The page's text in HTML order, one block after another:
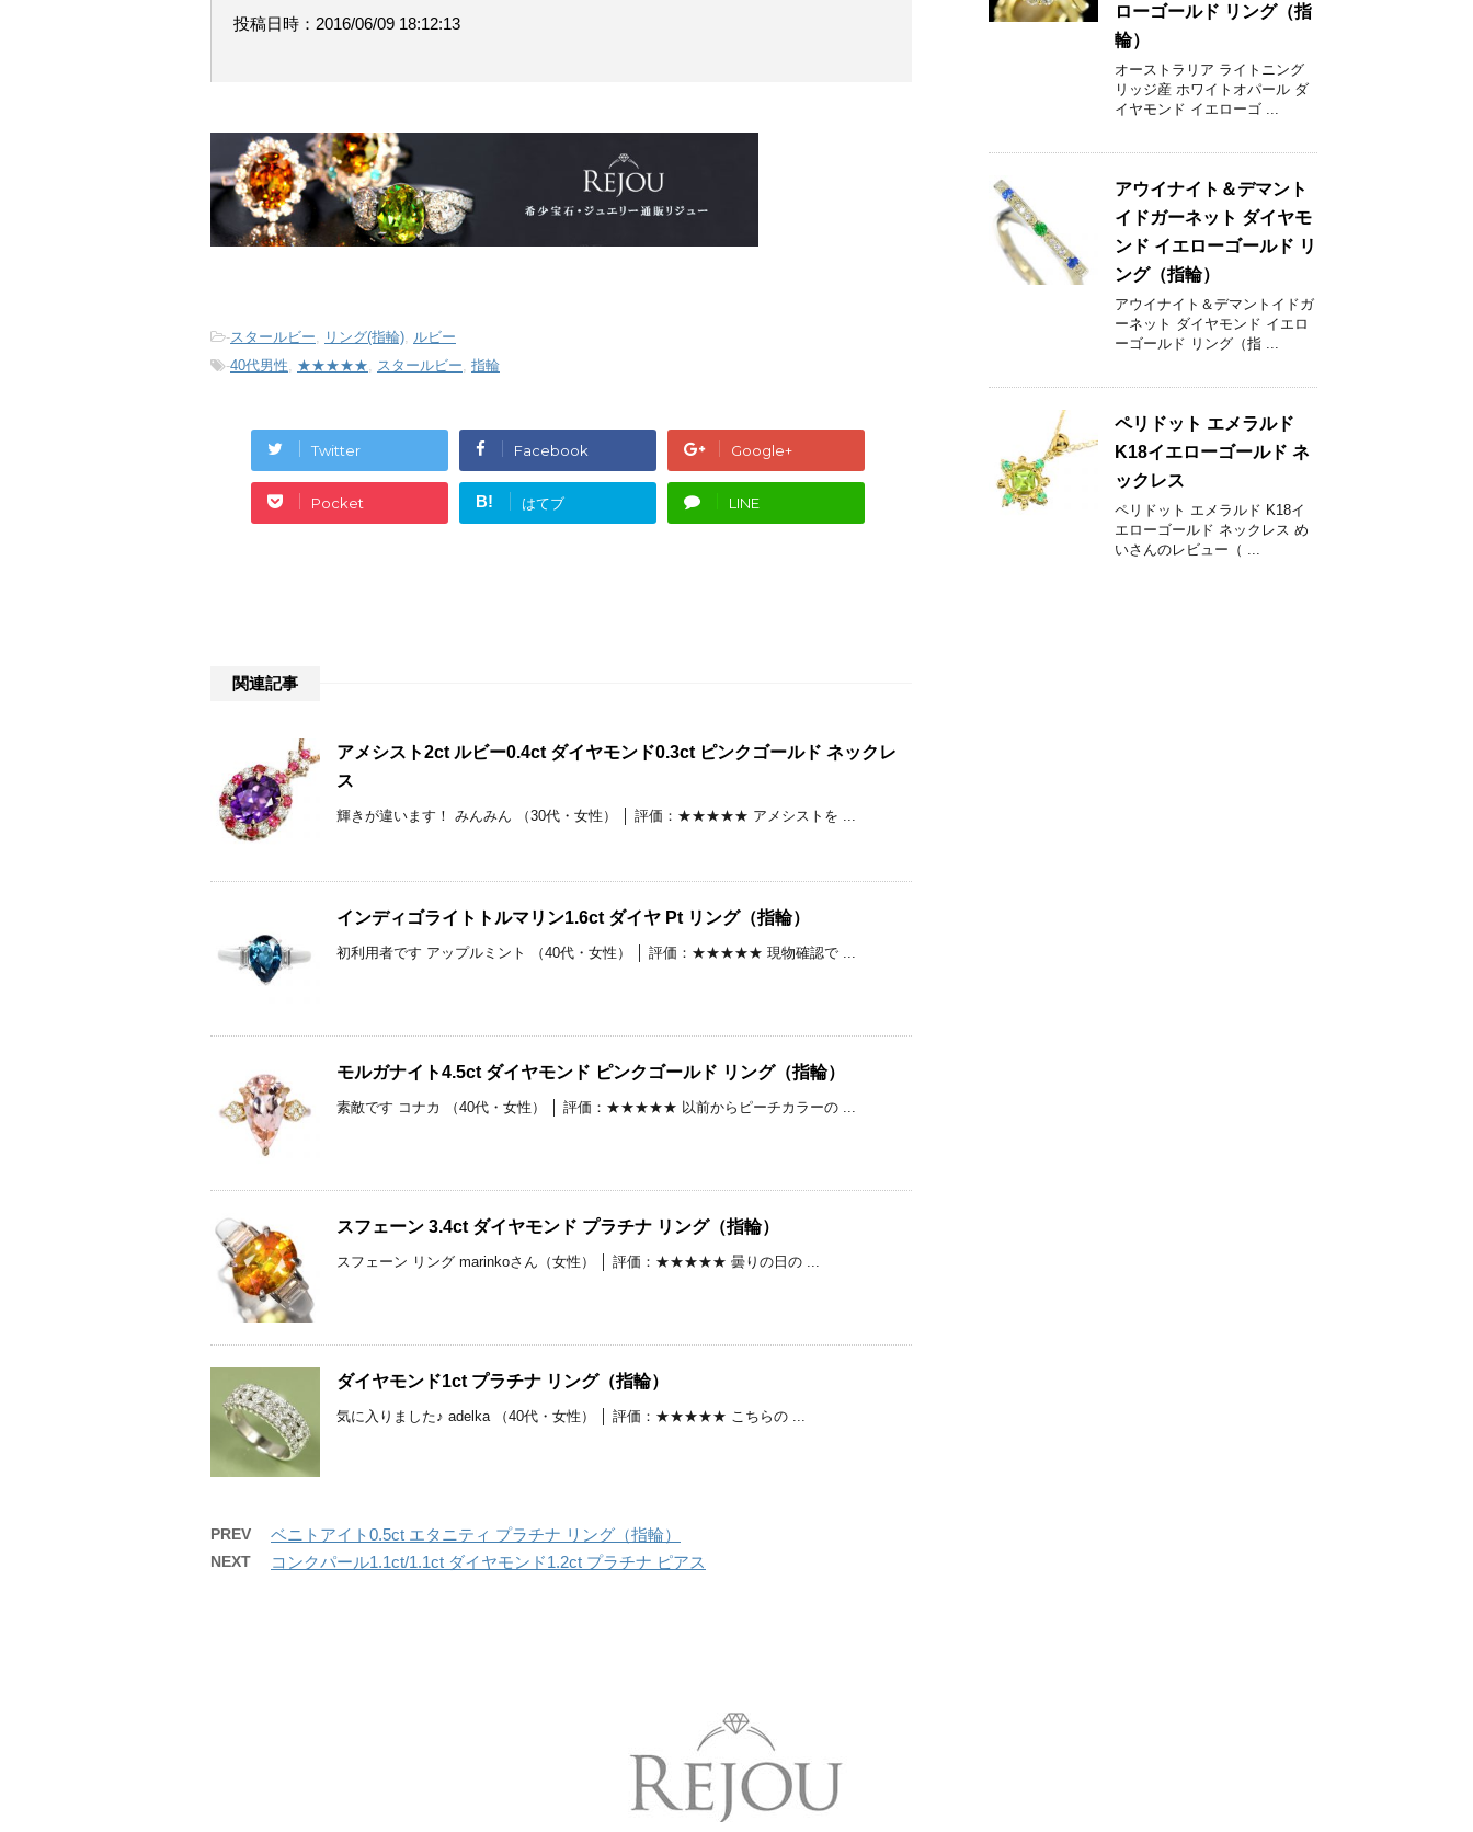
投稿日時：2016/06/09 18:12:13
-スタールビー, リング(指輪), ルビー
-40代男性, ★★★★★, スタールビー, 指輪
Twitter Facebook Google+
Pocket B! はてブ LINE
関連記事
アメシスト2ct ルビー0.4ct ダイヤモンド0.3ct ピンクゴールド ネックレ
ス
輝きが違います！ みんみん （30代・女性） │ 評価：★★★★★ アメシストを ...
インディゴライトトルマリン1.6ct ダイヤ Pt リング（指輪）
初利用者です アップルミント （40代・女性） │ 評価：★★★★★ 現物確認で ...
モルガナイト4.5ct ダイヤモンド ピンクゴールド リング（指輪）
素敵です コナカ （40代・女性） │ 評価：★★★★★ 以前からピーチカラーの ...
スフェーン 3.4ct ダイヤモンド プラチナ リング（指輪）
スフェーン リング marinkoさん（女性） │ 評価：★★★★★ 曇りの日の ...
ダイヤモンド1ct プラチナ リング（指輪）
気に入りました♪ adelka （40代・女性） │ 評価：★★★★★ こちらの ...
PREV ベニトアイト0.5ct エタニティ プラチナ リング（指輪）
NEXT コンクパール1.1ct/1.1ct ダイヤモンド1.2ct プラチナ ピアス
ローゴールド リング（指
輪）
オーストラリア ライトニング
リッジ産 ホワイトオパール ダ
イヤモンド イエローゴ ...
アウイナイト＆デマント
イドガーネット ダイヤモ
ンド イエローゴールド リ
ング（指輪）
アウイナイト＆デマントイドガ
ーネット ダイヤモンド イエロ
ーゴールド リング（指 ...
ペリドット エメラルド
K18イエローゴールド ネ
ックレス
ペリドット エメラルド K18イ
エローゴールド ネックレス め
いさんのレビュー（ ...